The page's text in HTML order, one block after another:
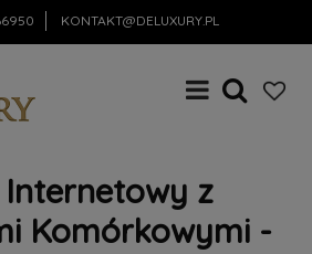
KONTAKT@DELUXURY.PL
Internetowy z
Komórkowymi -